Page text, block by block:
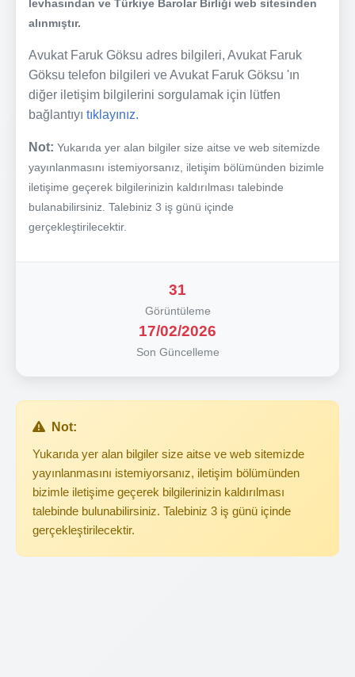
levhasından ve Türkiye Barolar Birliği web sitesinden
alınmıştır.
Avukat Faruk Göksu adres bilgileri, Avukat Faruk
Göksu telefon bilgileri ve Avukat Faruk Göksu 'ın
diğer iletişim bilgilerini sorgulamak için lütfen
bağlantıyı tıklayınız.
Not: Yukarıda yer alan bilgiler size aitse ve web sitemizde
yayınlanmasını istemiyorsanız, iletişim bölümünden bizimle
iletişime geçerek bilgilerinizin kaldırılması talebinde
bulanabilirsiniz. Talebiniz 3 iş günü içinde
gerçekleştirilecektir.
31
Görüntüleme
17/02/2026
Son Güncelleme
Not:
Yukarıda yer alan bilgiler size aitse ve web sitemizde
yayınlanmasını istemiyorsanız, iletişim bölümünden
bizimle iletişime geçerek bilgilerinizin kaldırılması
talebinde bulunabilirsiniz. Talebiniz 3 iş günü içinde
gerçekleştirilecektir.